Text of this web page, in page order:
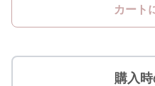
カート
購入